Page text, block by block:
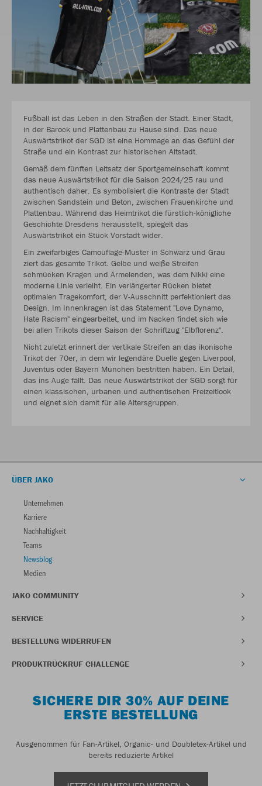
Fußball ist das Leben in den Straßen der Stadt. Einer Stadt,
in der Barock und Plattenbau zu Hause sind. Das neue
Auswärtstrikot der SGD ist eine Hommage an das Gefühl der
Straße und ein Kontrast zur historischen Altstadt.
Gemäß dem fünften Leitsatz der Sportgemeinschaft kommt
das neue Auswärtstrikot für die Saison 2024/25 rau und
authentisch daher. Es symbolisiert die Kontraste der Stadt
zwischen Sandstein und Beton, zwischen Frauenkirche und
Plattenbau. Während das Heimtrikot die fürstlich-königliche
Geschichte Dresdens herausstellt, spiegelt das
Auswärtstrikot ein Stück Vorstadt wider.
Ein zweifarbiges Camouflage-Muster in Schwarz und Grau
ziert das gesamte Trikot. Gelbe und weiße Streifen
schmücken Kragen und Ärmelenden, was dem Nikki eine
moderne Linie verleiht. Ein verlängerter Rücken bietet
optimalen Tragekomfort, der V-Ausschnitt perfektioniert das
Design. Im Innenkragen ist das Statement "Love Dynamo,
Hate Racism" eingearbeitet, und im Nacken findet sich wie
bei allen Trikots dieser Saison der Schriftzug "Elbflorenz".
Nicht zuletzt erinnert der vertikale Streifen an das ikonische
Trikot der 70er, in dem wir legendäre Duelle gegen Liverpool,
Juventus oder Bayern München bestritten haben. Ein Detail,
das ins Auge fällt. Das neue Auswärtstrikot der SGD sorgt für
einen klassischen, urbanen und authentischen Freizeitlook
und eignet sich damit für alle Altersgruppen.
ÜBER JAKO
Unternehmen
Karriere
Nachhaltigkeit
Teams
Newsblog
Medien
JAKO COMMUNITY
SERVICE
BESTELLUNG WIDERRUFEN
PRODUKTRÜCKRUF CHALLENGE
SICHERE DIR 30% AUF DEINE
ERSTE BESTELLUNG
Ausgenommen für Fan-Artikel, Organic- und Doubletex-Artikel und
bereits reduzierte Artikel